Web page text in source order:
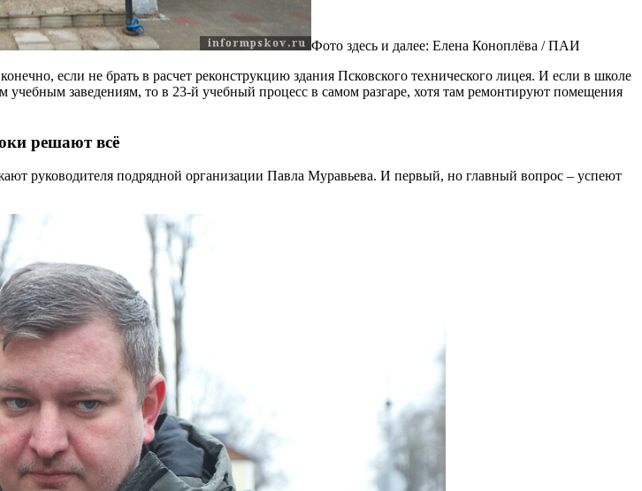
Фото здесь и далее: Елена Коноплёва / ПАИ
если не брать в расчет реконструкцию здания Псковского технического лицея. И если в школе
заведениям, то в 23-й учебный процесс в самом разгаре, хотя там ремонтируют помещения
решают всё
руководителя подрядной организации Павла Муравьева. И первый, но главный вопрос – успеют